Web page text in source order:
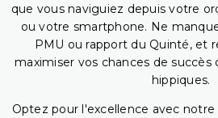
que vous naviguiez depuis votre
ou votre smartphone. Ne
PMU ou rapport du Quinté, et
maximiser vos chances de succès
hippiques.
Optez pour l'excellence avec